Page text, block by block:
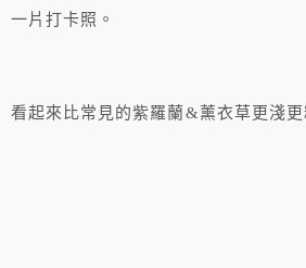
一片打卡照。
看起來比常見的紫羅蘭&薰衣草更淺更